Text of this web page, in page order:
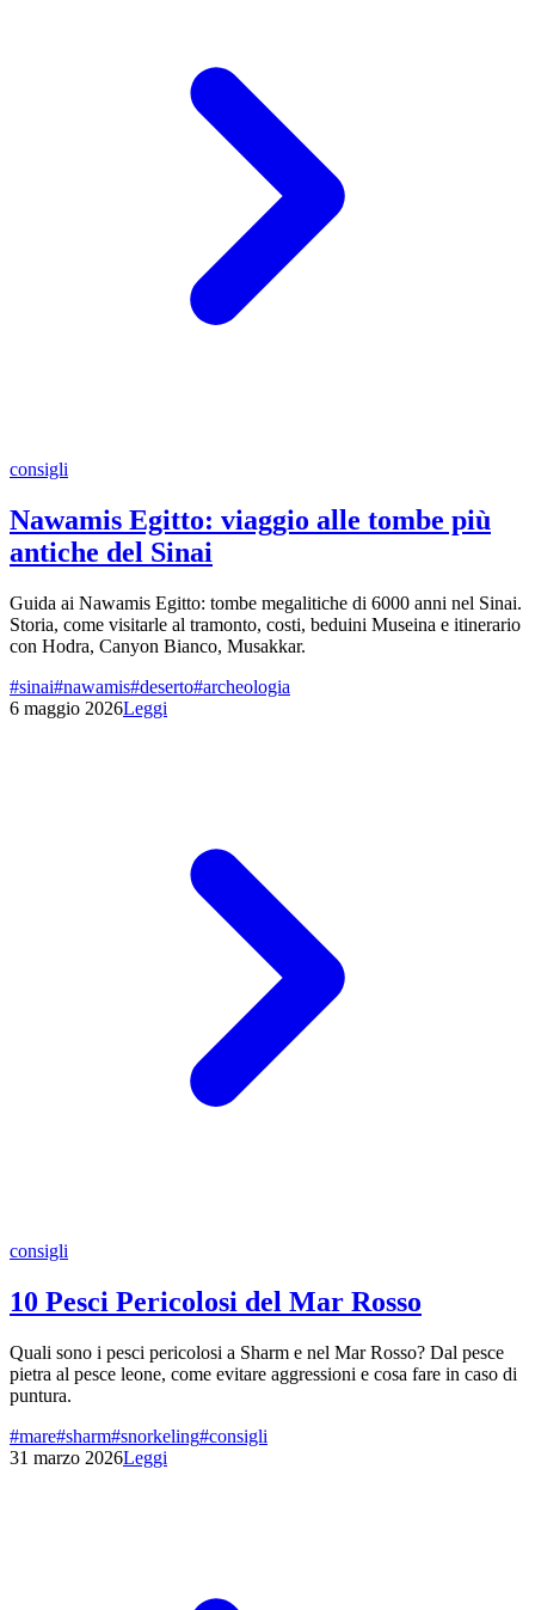
consigli
Nawamis Egitto: viaggio alle tombe più
antiche del Sinai
Guida ai Nawamis Egitto: tombe megalitiche di 6000 anni nel Sinai.
Storia, come visitarle al tramonto, costi, beduini Museina e itinerario
con Hodra, Canyon Bianco, Musakkar.
#sinai#nawamis#deserto#archeologia
6 maggio 2026Leggi
consigli
10 Pesci Pericolosi del Mar Rosso
Quali sono i pesci pericolosi a Sharm e nel Mar Rosso? Dal pesce
pietra al pesce leone, come evitare aggressioni e cosa fare in caso di
puntura.
#mare#sharm#snorkeling#consigli
31 marzo 2026Leggi